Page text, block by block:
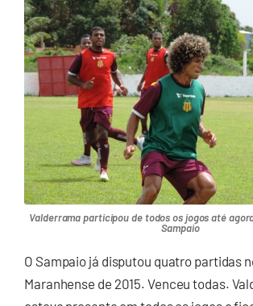
Valderrama participou de todos os jogos até
Sampaio
O Sampaio já disputou quatro partidas
Maranhense de 2015. Venceu todas.